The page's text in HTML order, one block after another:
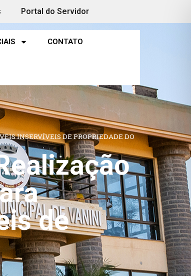
Portal do Servidor
CONTATO
INSERVÍVEIS DE PROPRIEDADE DO
de